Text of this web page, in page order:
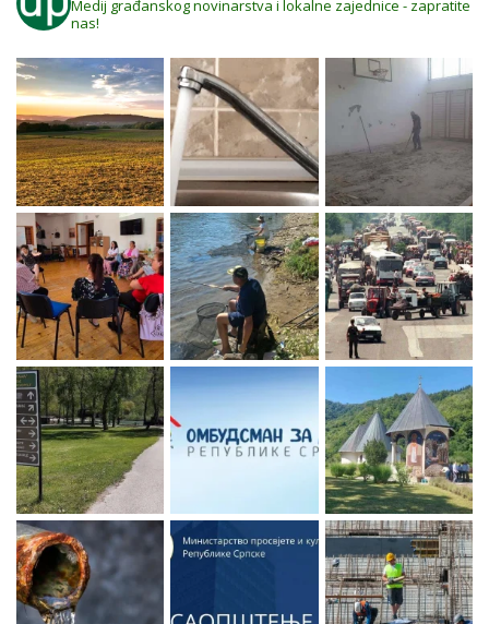
Medij građanskog novinarstva i lokalne zajednice - zapratite
nas!